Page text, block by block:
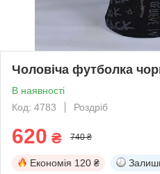
Чоловіча футболка
В наявності
Код: 4783
Роздріб
620 ₴ 740 ₴
Економія 120 ₴